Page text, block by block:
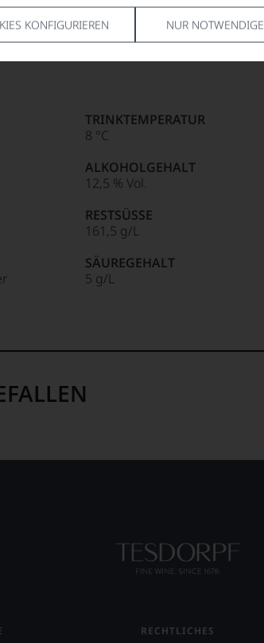
KONFIGURIEREN NUR NOTWENDIGE
TRINKTEMPERATUR
8 °C
ALKOHOLGEHALT
12,5 % Vol.
RESTSÜSSE
161,5 g/L
SÄUREGEHALT
5 g/L
RECHTLICHES